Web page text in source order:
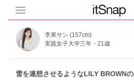
李果サン (157cm)
実践女子大学三年・21歳
雪を連想させるようなLILY BROWNの